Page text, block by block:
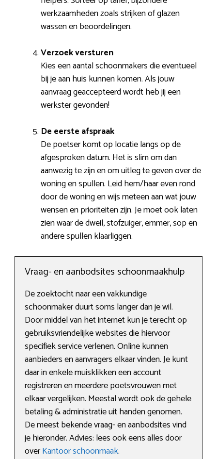
werkzaamheden zoals strijken of glazen
wassen en beoordelingen.
Verzoek versturen
Kies een aantal schoonmakers die eventueel
bij je aan huis kunnen komen. Als jouw
aanvraag geaccepteerd wordt heb jij een
werkster gevonden!
De eerste afspraak
De poetser komt op locatie langs op de
afgesproken datum. Het is slim om dan
aanwezig te zijn en om uitleg te geven over de
woning en spullen. Leid hem/haar even rond
door de woning en wijs meteen aan wat jouw
wensen en prioriteiten zijn. Je moet ook laten
zien waar de dweil, stofzuiger, emmer, sop en
andere spullen klaarliggen.
Vraag- en aanbodsites schoonmaakhulp
De zoektocht naar een vakkundige
schoonmaker duurt soms langer dan je wil.
Door middel van het internet kun je terecht op
gebruiksvriendelijke websites die hiervoor
specifiek service verlenen. Online kunnen
aanbieders en aanvragers elkaar vinden. Je kunt
daar in enkele muisklikken een account
registreren en meerdere poetsvrouwen met
elkaar vergelijken. Meestal wordt ook de gehele
betaling & administratie uit handen genomen.
De meest bekende vraag- en aanbodsites vind
je hieronder. Advies: lees ook eens alles door
overKantoor schoonmaak.